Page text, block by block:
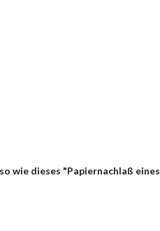
wie dieses "Papiernachlaß eines